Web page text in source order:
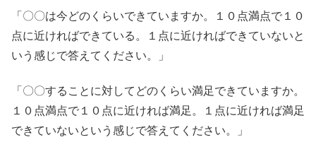
「〇〇は今どのくらいできていますか。１０点満点で１０
点に近ければできている。１点に近ければできていないと
いう感じで答えてください。」
「〇〇することに対してどのくらい満足できていますか。
１０点満点で１０点に近ければ満足。１点に近ければ満足
できていないという感じで答えてください。」